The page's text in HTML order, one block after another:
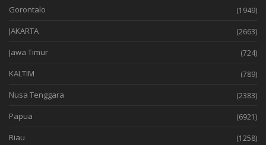
Gorontalo (1949)
JAKARTA (2663)
Jawa Timur (724)
KALTIM (789)
Nusa Tenggara (2383)
Papua (6921)
Riau (1258)